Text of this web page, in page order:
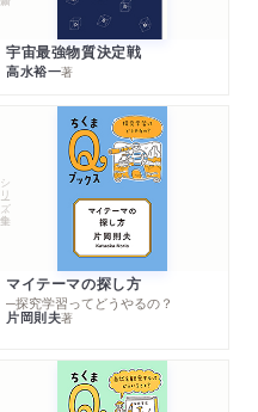
宇宙最強物質決定戦
高水裕一著
シリーズ・全集
マイテーマの探し方
─探究学習ってどうやるの？
片岡則夫著